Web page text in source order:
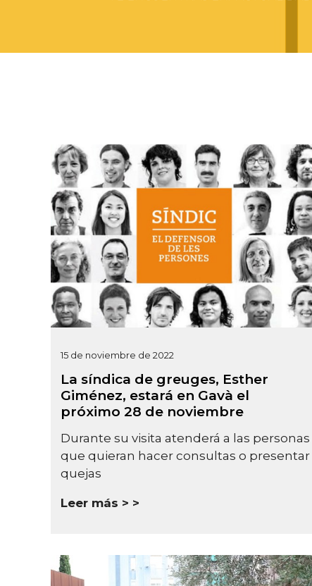
15 de noviembre de 2022
La síndica de greuges, Esther
Giménez, estará en Gavà el
próximo 28 de noviembre
Durante su visita atenderá a las personas
que quieran hacer consultas o presentar
quejas
Leer más >